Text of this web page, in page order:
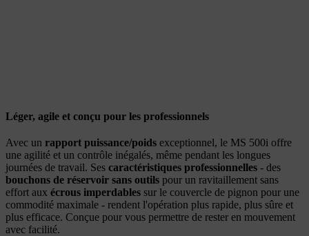
Léger, agile et conçu pour les professionnels
Avec un rapport puissance/poids exceptionnel, le MS 500i offre
une agilité et un contrôle inégalés, même pendant les longues
journées de travail. Ses caractéristiques professionnelles - des
bouchons de réservoir sans outils pour un ravitaillement sans
effort aux écrous imperdables sur le couvercle de pignon pour une
commodité maximale - rendent l'opération plus rapide, plus sûre et
plus efficace. Conçue pour vous permettre de rester en mouvement
avec facilité.